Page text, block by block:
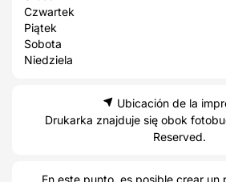
Czwartek
Piątek
Sobota
Niedziela
Ubicación de la
Drukarka znajduje się obok
Reserved.
En este punto, es posible crear un